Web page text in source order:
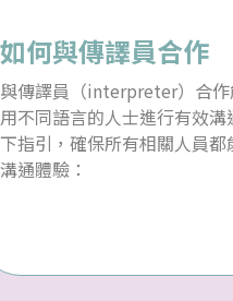
如何與傳譯員合作
與傳譯員（interpreter）合
用不同語言的人士進行有效溝
下指引，確保所有相關人員都
溝通體驗：